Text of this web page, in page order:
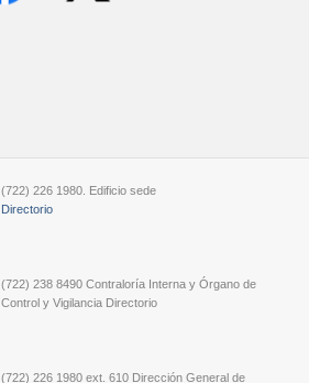
(722) 226 1980. Edificio sede
Directorio
(722) 238 8490 Contraloría Interna y Órgano de
Control y Vigilancia Directorio
(722) 226 1980 ext. 610 Dirección General de